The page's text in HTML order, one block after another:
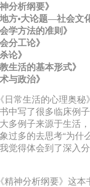
神分析纲要
地方•大论题—社会
会学方法的
会分工论》
自杀论》
教生活的基本形
术与政治》
日常生活的心理奥
中写了很多临床例
多例子来源于生活
过多的去思考“为什
觉得体会到了深入
精神分析纲要》这